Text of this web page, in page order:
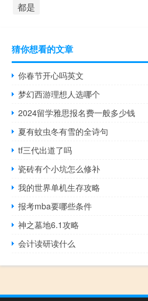
都是
猜你想看的文章
你春节开心吗英文
梦幻西游理想人选哪个
2024留学雅思报名费一般多少钱
夏有蚊虫冬有雪的全诗句
tf三代出道了吗
瓷砖有个小坑怎么修补
我的世界单机生存攻略
报考mba要哪些条件
神之墓地6.1攻略
会计读研读什么